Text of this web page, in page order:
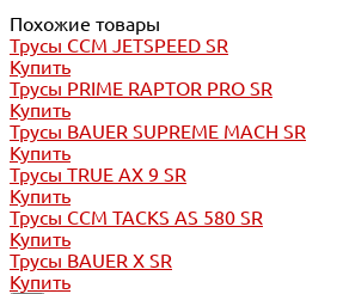
Похожие товары
Трусы CCM JETSPEED SR
Купить
Трусы PRIME RAPTOR PRO SR
Купить
Трусы BAUER SUPREME MACH SR
Купить
Трусы TRUE AX 9 SR
Купить
Трусы CCM TACKS AS 580 SR
Купить
Трусы BAUER X SR
Купить